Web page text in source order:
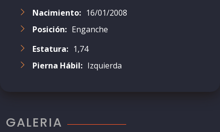
Nacimiento: 16/01/2008
Posición: Enganche
Estatura: 1,74
Pierna Hábil: Izquierda
GALERIA